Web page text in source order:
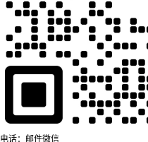
电话： 邮件微信